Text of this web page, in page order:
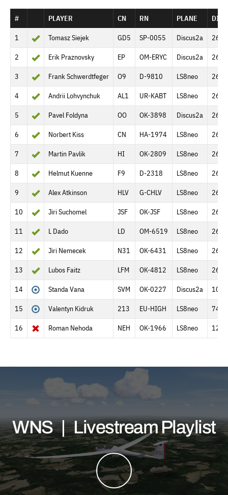
# PLAYER CN RN PLANE
1 Tomasz Siejek GD5 SP-0055 Discus2a
2 Erik Praznovsky EP OM-ERYC Discus2a
3 Frank Schwerdtfeger O9 D-9810 LS8neo
4 Andrii Lohvynchuk AL1 UR-KABT LS8neo
5 Pavel Foldyna OO OK-3898 Discus2a
6 Norbert Kiss CN HA-1974 LS8neo
7 Martin Pavlik HI OK-2809 LS8neo
8 Helmut Kuenne F9 D-2318 LS8neo
9 Alex Atkinson HLV G-CHLV LS8neo
10 Jiri Suchomel JSF OK-JSF LS8neo
11 L Dado LD OM-6519 LS8neo
12 Jiri Nemecek N31 OK-6431 LS8neo
13 Lubos Faitz LFM OK-4812 LS8neo
14 Standa Vana SVM OK-0227 Discus2a
15 Valentyn Kidruk 213 EU-HIGH LS8neo 74.7
16 Roman Nehoda NEH OK-1966 LS8neo
WNS | Livestream Playlist